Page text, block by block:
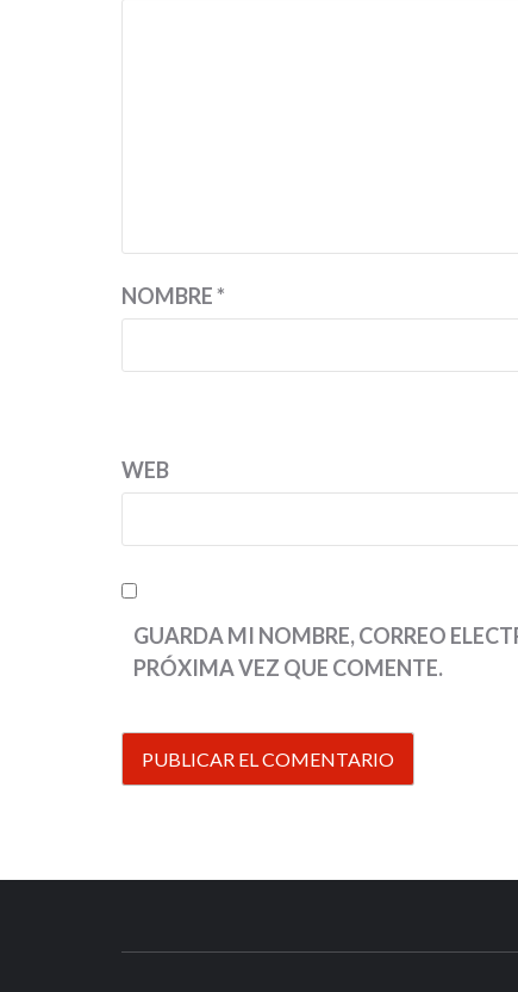
NOMBRE*
WEB
GUARDA MI NOMBRE, CORREO
PRÓXIMA VEZ QUE COMENTE.